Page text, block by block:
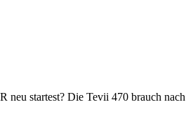
neu startest? Die Tevii 470 brauch